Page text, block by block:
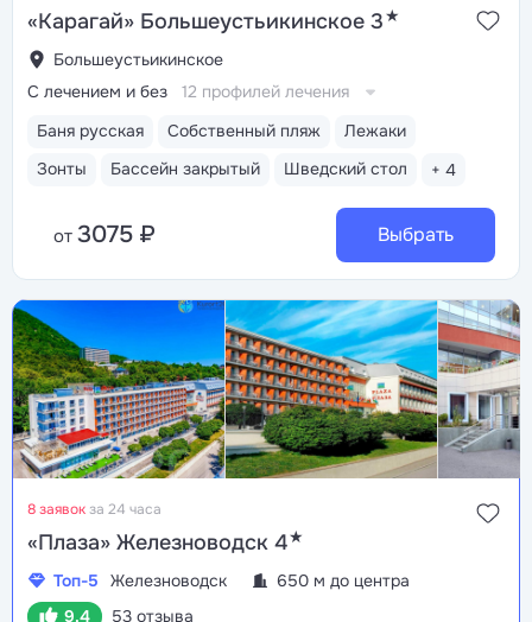
«Карагай» Большеустьикинское 3★
Большеустьикинское
Баня русская Собственный пляж
Лежаки
Зонты
Бассейн закрытый Шведский стол + 4
С лечением и без 12 профилей лечения
от 3075 ₽ Выбрать
8 заявокза 24 часа
«Плаза» Железноводск 4★
Топ-5 Железноводск
650 м до центра
9.4
53 отзыва